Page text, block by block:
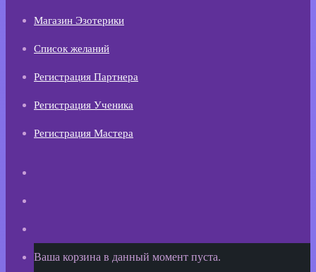
Магазин Эзотерики
Список желаний
Регистрация Партнера
Регистрация Ученика
Регистрация Мастера
Просмотреть
Ваша корзина в данный момент пуста.